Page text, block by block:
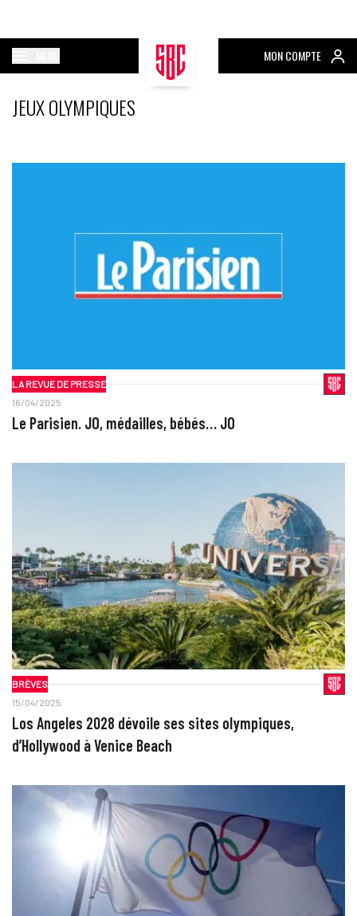
MON COMPTE
JEUX OLYMPIQUES
LA REVUE DE PRESSE
16/04/2025
Le Parisien. JO, médailles, bébés… JO
BRÈVES
15/04/2025
Los Angeles 2028 dévoile ses sites olympiques,
d’Hollywood à Venice Beach